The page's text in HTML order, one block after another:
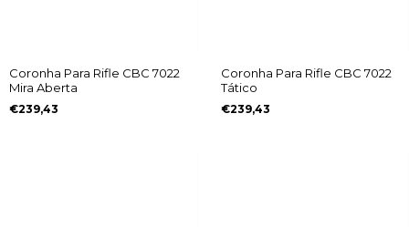
Coronha Para Rifle CBC 7022
Mira Aberta
€239,43
Coronha Para Rifle CBC 7022
Tático
€239,43